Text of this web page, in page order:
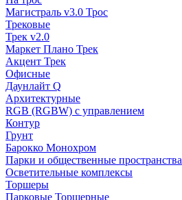
Магистраль v3.0 Трос
Трековые
Трек v2.0
Маркет Плано Трек
Акцент Трек
Офисные
Даунлайт Q
Архитектурные
RGB (RGBW) с управлением
Контур
Грунт
Барокко Монохром
Парки и общественные пространства
Осветительные комплексы
Торшеры
Парковые Торшерные